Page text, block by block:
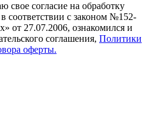
свое согласие на обработку
соответствии с законом №152-
от 27.07.2006, ознакомился и
соглашения, Политики
оферты.